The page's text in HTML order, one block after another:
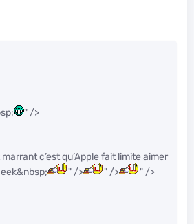
" />
c’est qu’Apple fait limite aimer
" /> " /> " />